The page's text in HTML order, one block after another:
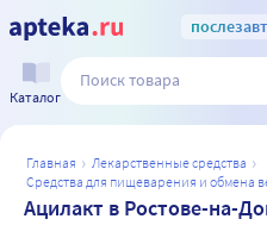
Каталог
главная
лекарственные средства
средства для пищеварения и обмена
Ацилакт в Ростове-на-